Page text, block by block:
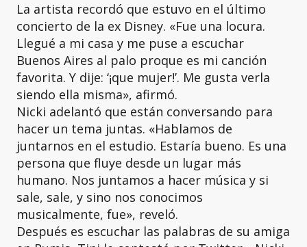
La artista recordó que estuvo en el último
concierto de la ex Disney. «Fue una locura.
Llegué a mi casa y me puse a escuchar
Buenos Aires al palo proque es mi canción
favorita. Y dije: ‘¡que mujer!’. Me gusta verla
siendo ella misma», afirmó.
Nicki adelantó que están conversando para
hacer un tema juntas. «Hablamos de
juntarnos en el estudio. Estaría bueno. Es una
persona que fluye desde un lugar más
humano. Nos juntamos a hacer música y si
sale, sale, y sino nos conocimos
musicalmente, fue», reveló.
Después es escuchar las palabras de su amiga